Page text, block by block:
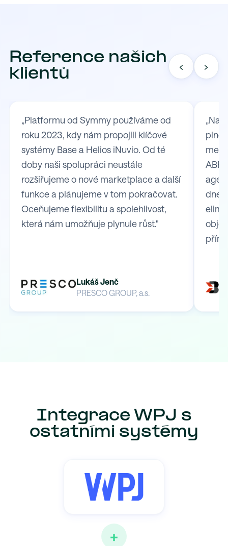
Reference našich
klientů
‹ ›
„Platformu od Symmy používáme od
roku 2023, kdy nám propojili klíčové
systémy Base a Helios iNuvio. Od té
doby naši spolupráci neustále
rozšiřujeme o nové marketplace a další
funkce a plánujeme v tom pokračovat.
Oceňujeme flexibilitu a spolehlivost,
která nám umožňuje plynule růst."
Lukáš Jenč
PRESCO GROUP, a.s.
„Na
plně
mezi
dnes
Integrace WPJ s
ostatními systémy
+